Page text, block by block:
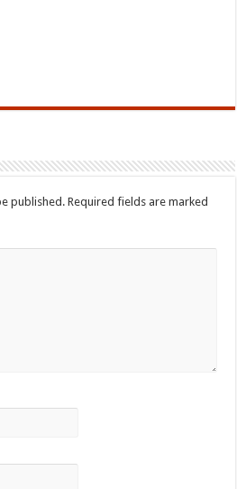
published. Required fields are marked